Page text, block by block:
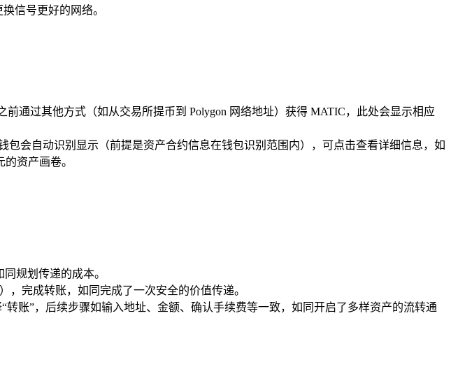
信号更好的网络。
通过其他方式（如从交易所提币到 Polygon 网络地址）获得 MATIC，此处会显示相应
包会自动识别显示（前提是资产合约信息在钱包识别范围内），可点击查看详细信息，如
资产画卷。
规划传递的成本。
，完成转账，如同完成了一次安全的价值传递。
账”，后续步骤如输入地址、金额、确认手续费等一致，如同开启了多样资产的流转通